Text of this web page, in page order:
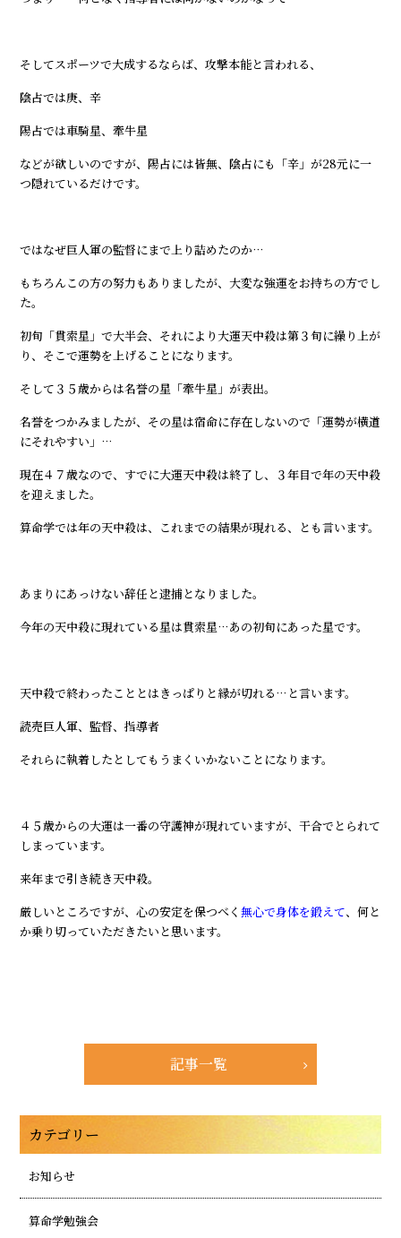
そしてスポーツで大成するならば、攻撃本能と言われる、
陰占では庚、辛
陽占では車騎星、牽牛星
などが欲しいのですが、陽占には皆無、陰占にも「辛」が28元に一
つ隠れているだけです。
ではなぜ巨人軍の監督にまで上り詰めたのか…
もちろんこの方の努力もありましたが、大変な強運をお持ちの方でし
た。
初旬「貫索星」で大半会、それにより大運天中殺は第３旬に繰り上が
り、そこで運勢を上げることになります。
そして３５歳からは名誉の星「牽牛星」が表出。
名誉をつかみましたが、その星は宿命に存在しないので「運勢が横道
にそれやすい」…
現在４７歳なので、すでに大運天中殺は終了し、３年目で年の天中殺
を迎えました。
算命学では年の天中殺は、これまでの結果が現れる、とも言います。
あまりにあっけない辞任と逮捕となりました。
今年の天中殺に現れている星は貫索星…あの初旬にあった星です。
天中殺で終わったこととはきっぱりと縁が切れる…と言います。
読売巨人軍、監督、指導者
それらに執着したとしてもうまくいかないことになります。
４５歳からの大運は一番の守護神が現れていますが、干合でとられて
しまっています。
来年まで引き続き天中殺。
厳しいところですが、心の安定を保つべく無心で身体を鍛えて、何と
か乗り切っていただきたいと思います。
記事一覧
カテゴリー
お知らせ
算命学勉強会